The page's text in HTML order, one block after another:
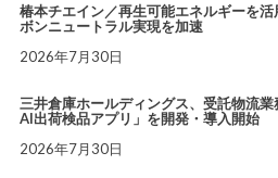
椿本チエイン／再生可能エネルギーを活
ボンニュートラル実現を加速
2026年7月30日
三井倉庫ホールディングス、受託物流業
AI出荷検品アプリ」を開発・導入開始
2026年7月30日